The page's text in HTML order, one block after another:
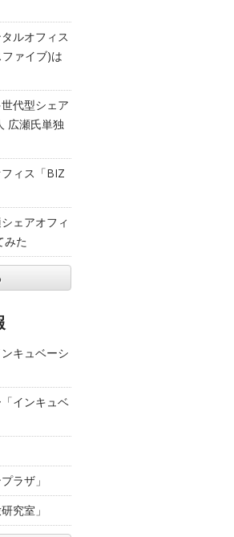
ルオフィス
ァイブ)は
代型シェア
広瀬氏単独
ィス「BIZ
ェアオフィ
みた
キュベーシ
インキュベ
ラザ」
究室」